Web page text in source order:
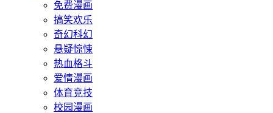
免费漫画
搞笑欢乐
奇幻科幻
悬疑惊悚
热血格斗
爱情漫画
体育竞技
校园漫画